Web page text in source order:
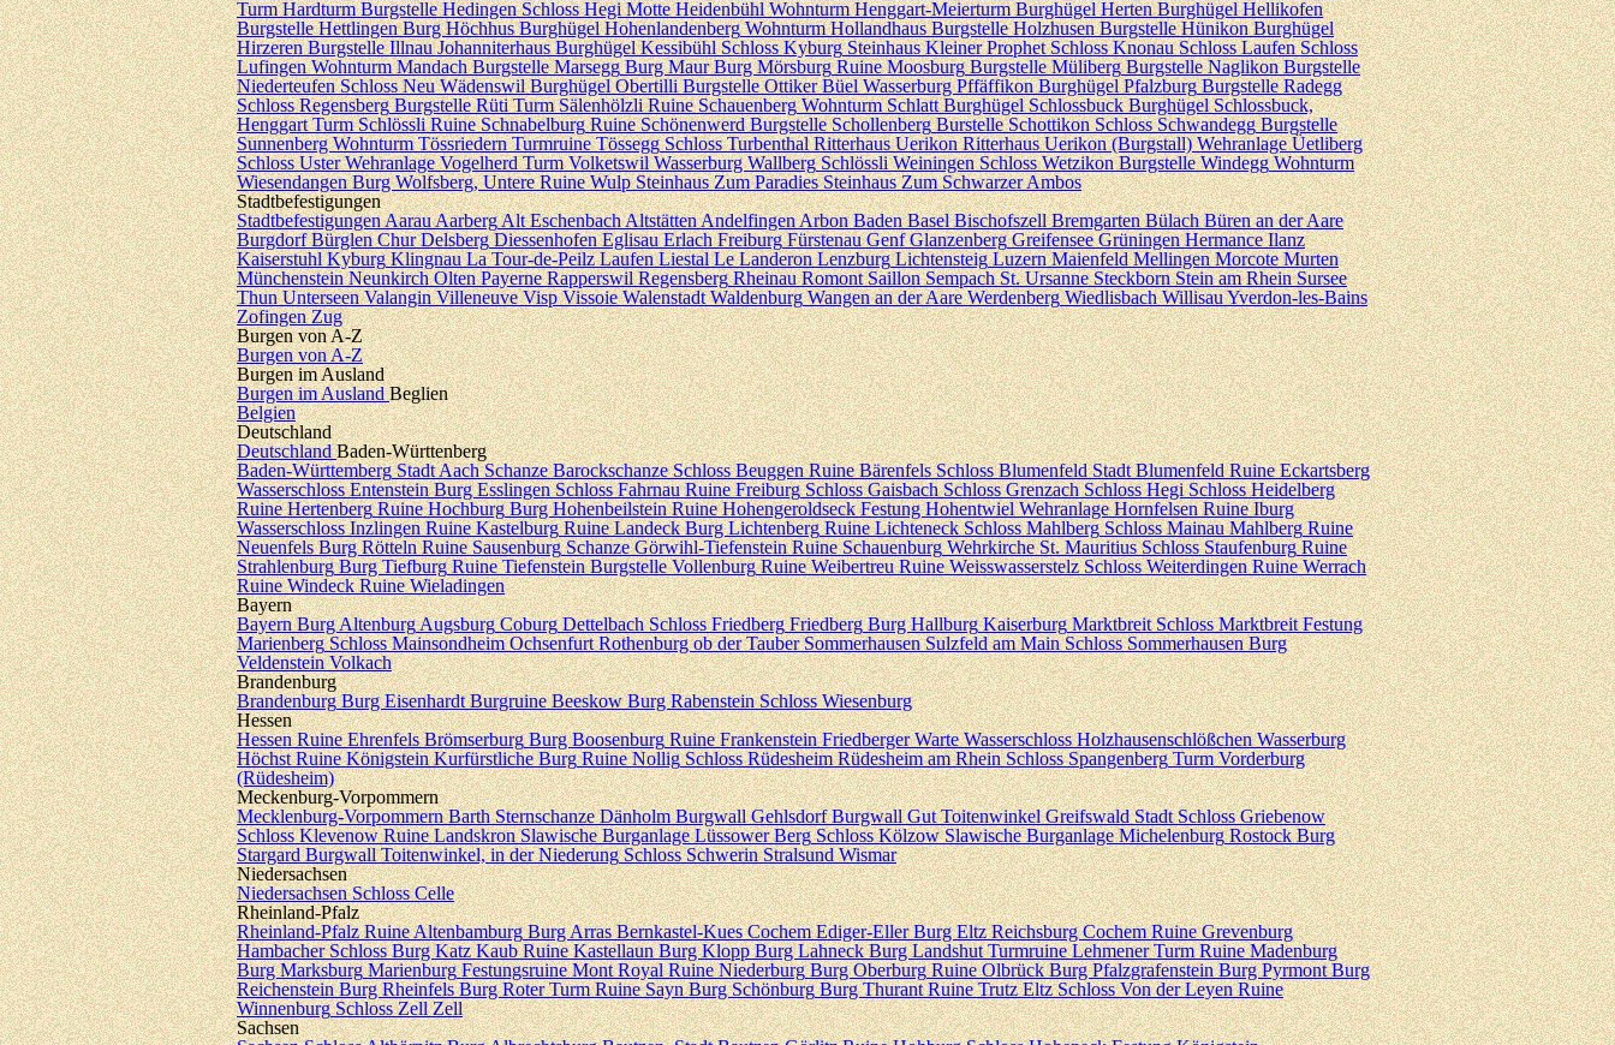
Turm Hardturm Burgstelle Hedingen Schloss Hegi Motte Heidenbühl Wohnturm Henggart-Meierturm Burghügel Herten Burghügel Hellikofen
Burgstelle Hettlingen Burg Höchhus Burghügel Hohenlandenberg Wohnturm Hollandhaus Burgstelle Holzhusen Burgstelle Hünikon Burghügel
Hirzeren Burgstelle Illnau Johanniterhaus Burghügel Kessibühl Schloss Kyburg Steinhaus Kleiner Prophet Schloss Knonau Schloss Laufen Schloss
Lufingen Wohnturm Mandach Burgstelle Marsegg Burg Maur Burg Mörsburg Ruine Moosburg Burgstelle Müliberg Burgstelle Naglikon Burgstelle
Niederteufen Schloss Neu Wädenswil Burghügel Obertilli Burgstelle Ottiker Büel Wasserburg Pffäffikon Burghügel Pfalzburg Burgstelle Radegg
Schloss Regensberg Burgstelle Rüti Turm Sälenhölzli Ruine Schauenberg Wohnturm Schlatt Burghügel Schlossbuck Burghügel Schlossbuck,
Henggart Turm Schlössli Ruine Schnabelburg Ruine Schönenwerd Burgstelle Schollenberg Burstelle Schottikon Schloss Schwandegg Burgstelle
SunnenbergWohnturm Tössriedern Turmruine Tössegg Schloss Turbenthal Ritterhaus Uerikon Ritterhaus Uerikon (Burgstall) Wehranlage Üetliberg
Schloss Uster Wehranlage Vogelherd Turm Volketswil Wasserburg Wallberg Schlössli Weiningen Schloss Wetzikon Burgstelle Windegg Wohnturm
Wiesendangen Burg Wolfsberg, Untere Ruine Wulp Steinhaus Zum Paradies Steinhaus Zum Schwarzer Ambos
Stadtbefestigungen
StadtbefestigungenAarauAarbergAlt EschenbachAltstättenAndelfingenArbon Baden Basel Bischofszell Bremgarten Bülach Büren an der Aare
Burgdorf Bürglen Chur Delsberg Diessenhofen Eglisau Erlach Freiburg Fürstenau Genf Glanzenberg Greifensee Grüningen Hermance Ilanz
Kaiserstuhl Kyburg Klingnau La Tour-de-Peilz Laufen Liestal Le Landeron Lenzburg Lichtensteig Luzern Maienfeld Mellingen Morcote Murten
Münchenstein Neunkirch Olten Payerne Rapperswil Regensberg Rheinau Romont Saillon Sempach St. Ursanne Steckborn Stein am Rhein Sursee
Thun Unterseen Valangin Villeneuve Visp Vissoie Walenstadt Waldenburg Wangen an der Aare Werdenberg Wiedlisbach WillisauYverdon-les-Bains
Zofingen Zug
Burgen von A-Z
Burgen von A-Z
Burgen im Ausland
Burgen im Ausland Beglien
Belgien
Deutschland
Deutschland Baden-Württenberg
Baden-Württemberg Stadt Aach Schanze Barockschanze Schloss Beuggen Ruine Bärenfels Schloss Blumenfeld Stadt Blumenfeld Ruine Eckartsberg
Wasserschloss Entenstein Burg Esslingen Schloss Fahrnau Ruine Freiburg Schloss Gaisbach Schloss Grenzach Schloss Hegi Schloss Heidelberg
Ruine Hertenberg Ruine Hochburg Burg Hohenbeilstein Ruine Hohengeroldseck Festung Hohentwiel Wehranlage Hornfelsen Ruine Iburg
Wasserschloss Inzlingen Ruine Kastelburg Ruine LandeckBurg Lichtenberg Ruine Lichteneck Schloss Mahlberg Schloss Mainau Mahlberg Ruine
Neuenfels Burg Rötteln Ruine Sausenburg Schanze Görwihl-Tiefenstein Ruine Schauenburg Wehrkirche St. MauritiusSchloss Staufenburg Ruine
Strahlenburg Burg Tiefburg Ruine Tiefenstein Burgstelle Vollenburg Ruine Weibertreu Ruine Weisswasserstelz Schloss Weiterdingen Ruine Werrach
Ruine Windeck Ruine Wieladingen
Bayern
Bayern Burg AltenburgAugsburg Coburg Dettelbach Schloss Friedberg Friedberg Burg Hallburg Kaiserburg Marktbreit Schloss Marktbreit Festung
Marienberg Schloss Mainsondheim Ochsenfurt Rothenburg ob der Tauber Sommerhausen Sulzfeld am Main Schloss Sommerhausen Burg
Veldenstein Volkach
Brandenburg
Brandenburg Burg Eisenhardt Burgruine Beeskow Burg Rabenstein Schloss Wiesenburg
Hessen
Hessen Ruine Ehrenfels Brömserburg Burg Boosenburg Ruine Frankenstein Friedberger Warte Wasserschloss Holzhausenschlößchen Wasserburg
Höchst Ruine Königstein Kurfürstliche Burg Ruine Nollig Schloss Rüdesheim Rüdesheim am Rhein Schloss Spangenberg Turm Vorderburg
(Rüdesheim)
Meckenburg-Vorpommern
Mecklenburg-Vorpommern Barth Sternschanze Dänholm Burgwall Gehlsdorf Burgwall Gut Toitenwinkel Greifswald Stadt Schloss Griebenow
Schloss Klevenow Ruine Landskron Slawische Burganlage Lüssower Berg Schloss Kölzow Slawische Burganlage Michelenburg Rostock Burg
Stargard Burgwall Toitenwinkel, in der Niederung Schloss Schwerin Stralsund Wismar
Niedersachsen
Niedersachsen Schloss Celle
Rheinland-Pfalz
Rheinland-Pfalz Ruine Altenbamburg Burg Arras Bernkastel-Kues Cochem Ediger-Eller Burg Eltz Reichsburg Cochem Ruine Grevenburg
Hambacher Schloss Burg Katz Kaub Ruine Kastellaun Burg Klopp Burg Lahneck Burg Landshut Turmruine Lehmener Turm Ruine Madenburg
Burg Marksburg Marienburg Festungsruine Mont Royal Ruine Niederburg Burg Oberburg Ruine Olbrück Burg Pfalzgrafenstein Burg Pyrmont Burg
Reichenstein Burg Rheinfels Burg Roter Turm Ruine Sayn Burg Schönburg Burg Thurant Ruine Trutz Eltz Schloss Von der Leyen Ruine
Winnenburg Schloss Zell Zell
Sachsen